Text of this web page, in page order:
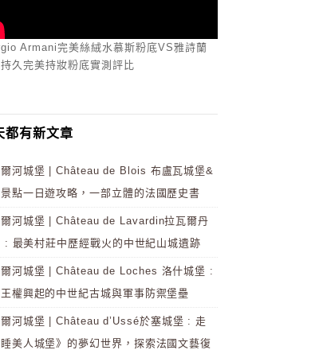
Armani完美絲絨水慕斯粉底VS雅詩蘭
久完美持妝粉底實測評比
都有新文章
河城堡 | Château de Blois 布盧瓦城堡&
點一日遊攻略，一部立體的法國歷史書
河城堡 | Château de Lavardin拉瓦爾丹
: 最美村莊中歷經戰火的中世紀山城遺跡
爾河城堡 | Château de Loches 洛什城堡 :
權興起的中世紀古城與軍事防禦堡壘
河城堡 | Château d’Ussé於塞城堡 : 走
美人城堡》的夢幻世界，探索法國文藝復